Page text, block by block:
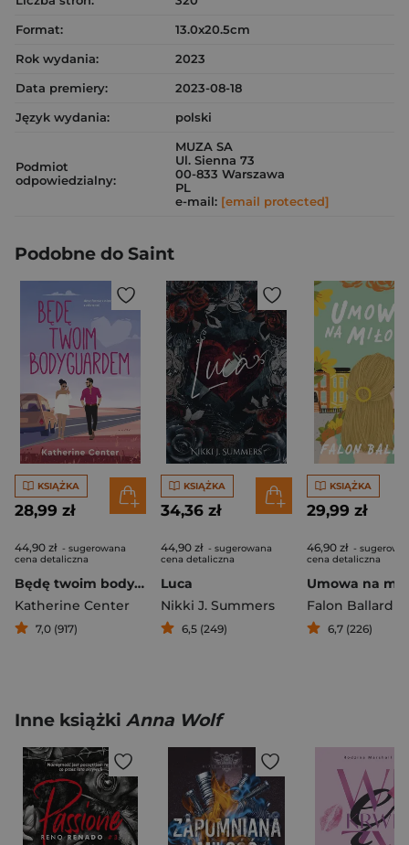
Format:
13.0x20.5cm
Rok wydania:
2023
Data premiery:
2023-08-18
Język wydania:
polski
Podmiot
odpowiedzialny:
MUZA SA
Ul. Sienna 73
00-833 Warszawa
PL
e-mail: [email protected]
Podobne do Saint
KSIĄŻKA
28,99 zł
44,90 zł - sugerowana
cena detaliczna
Będę twoim bodyguardem
Katherine Center
7,0 (917)
KSIĄŻKA
34,36 zł
44,90 zł - sugerowana
cena detaliczna
Luca
Nikki J. Summers
6,5 (249)
KSIĄŻKA
29,99 zł
46,90 zł -
cena detaliczna
Umowa na
Falon Ballard
6,7 (226)
Inne książki Anna Wolf